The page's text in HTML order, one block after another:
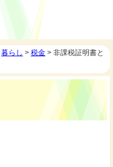
暮らし > 税金 > 非課税証明書と